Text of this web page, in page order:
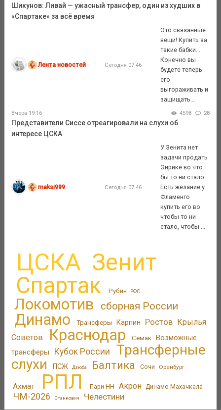
Шикунов: Ливай — ужасный трансфер, один из худших в
«Спартаке» за всё время
Лента новостей Сегодня 07:46
Это связанные
вещи! Купить за
такие бабки...
Конечно вы
будете теперь
его
выгораживать и
защищать...
Вчера 19:16 4598 28
Представители Сиссе отреагировали на слухи об
интересе ЦСКА
maksi999 Сегодня 07:46
У Зенита нет
задачи продать
Энрике во что
бы то ни стало.
Есть желание у
Фламенго
купить его во
чтобы то ни
стало, чтобы ...
ЦСКА Зенит
Спартак Рубин РФС
Локомотив сборная России
Динамо Трансферы Карпин Ростов
Крылья
Советов
Краснодар Семак
Возможные
трансферы
Кубок России
Трансферные
слухи
ПСЖ Дзюба Балтика Сочи Оренбург
Ахмат РПЛ Пари НН Акрон Динамо Махачкала
ЧМ-2026 Станкович Челестини